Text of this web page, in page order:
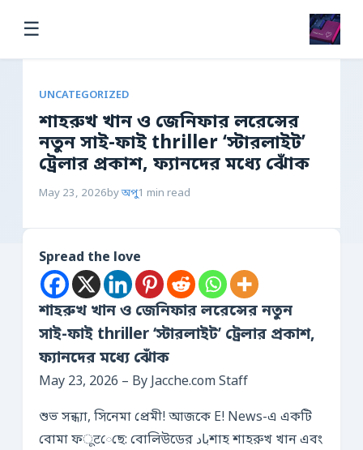
☰
UNCATEGORIZED
শাহরুখ খান ও জেনিফার লরেন্সের
নতুন সাই-ফাই thriller ‘স্টারলাইট’
ট্রেলার প্রকাশ, ফ্যানদের মধ্যে ঝোঁক
May 23, 2026byঅপু1 min read
Spread the love
শাহরুখ খান ও জেনিফার লরেন্সের নতুন
সাই-ফাই thriller ‘স্টারলাইট’ ট্রেলার প্রকাশ,
ফ্যানদের মধ্যে ঝোঁক
May 23, 2026 – By Jacche.com Staff
শুভ সন্ধ্যা, সিনেমা প্রেমী! আজকে E! News-এ একটি
বোমা ফूटেছে: বোলিউডের بادশাহ শাহরুখ খান এবং